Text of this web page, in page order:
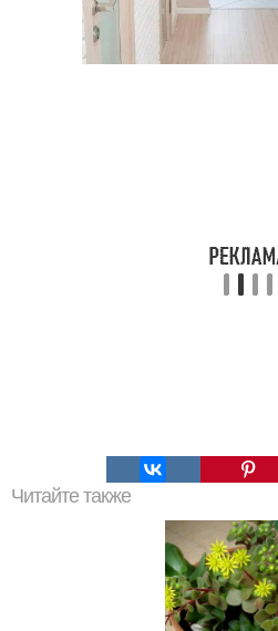
Читайте также